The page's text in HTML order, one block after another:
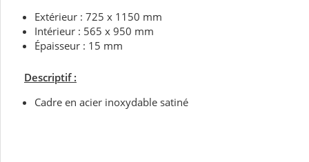
Extérieur : 725 x 1150 mm
Intérieur : 565 x 950 mm
Épaisseur : 15 mm
Descriptif :
Cadre en acier inoxydable satiné